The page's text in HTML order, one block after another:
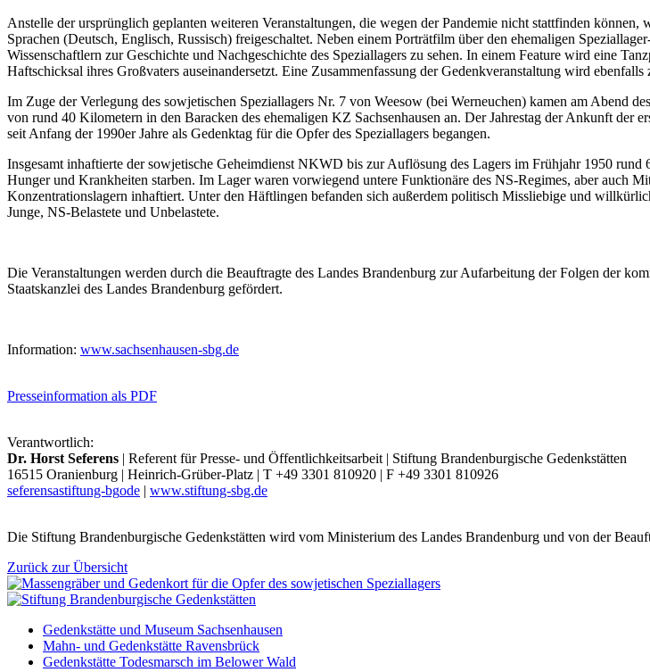
Anstelle der ursprünglich geplanten weiteren Veranstaltungen, die wegen der Pandemie nicht stattfinden
Sprachen (Deutsch, Englisch, Russisch) freigeschaltet. Neben einem Porträtfilm über den ehemaligen
Wissenschaftlern zur Geschichte und Nachgeschichte des Speziallagers zu sehen. In einem Feature wird eine
Haftschicksal ihres Großvaters auseinandersetzt. Eine Zusammenfassung der Gedenkveranstaltung wird ebenfalls
Im Zuge der Verlegung des sowjetischen Speziallagers Nr. 7 von Weesow (bei Werneuchen) kamen am Abend
von rund 40 Kilometern in den Baracken des ehemaligen KZ Sachsenhausen an. Der Jahrestag der Ankunft
seit Anfang der 1990er Jahre als Gedenktag für die Opfer des Speziallagers begangen.
Insgesamt inhaftierte der sowjetische Geheimdienst NKWD bis zur Auflösung des Lagers im Frühjahr 1950 rund
Hunger und Krankheiten starben. Im Lager waren vorwiegend untere Funktionäre des NS-Regimes, aber auch
Konzentrationslagern inhaftiert. Unter den Häftlingen befanden sich außerdem politisch Missliebige und
Junge, NS-Belastete und Unbelastete.
Die Veranstaltungen werden durch die Beauftragte des Landes Brandenburg zur Aufarbeitung der Folgen der
Staatskanzlei des Landes Brandenburg gefördert.
Information: www.sachsenhausen-sbg.de
Presseinformation als PDF
Verantwortlich:
Dr. Horst Seferens | Referent für Presse- und Öffentlichkeitsarbeit | Stiftung Brandenburgische Gedenkstätten
16515 Oranienburg | Heinrich-Grüber-Platz | T +49 3301 810920 | F +49 3301 810926
seferensastiftung-bgode | www.stiftung-sbg.de
Die Stiftung Brandenburgische Gedenkstätten wird vom Ministerium des Landes Brandenburg und von der
Zurück zur Übersicht
Gedenkstätte und Museum Sachsenhausen
Mahn- und Gedenkstätte Ravensbrück
Gedenkstätte Todesmarsch im Belower Wald